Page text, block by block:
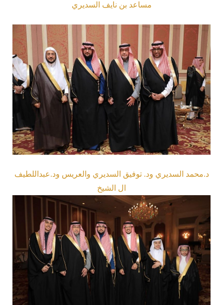
مساعد بن نايف السديري
د.محمد السديري ود. توفيق السديري والعريس ود.عبداللطيف
ال الشيخ